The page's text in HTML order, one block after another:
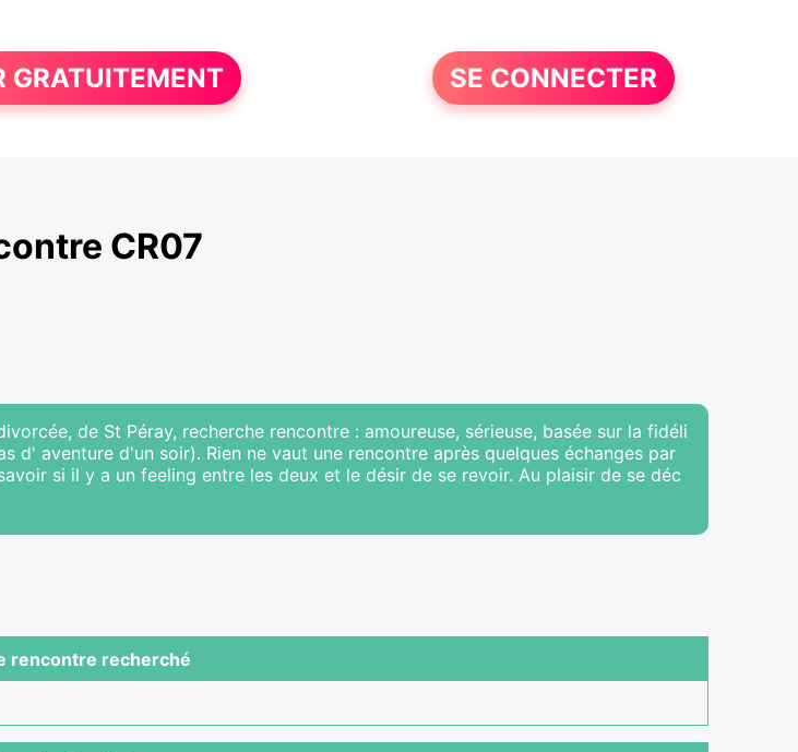
GRATUITEMENT SE CONNECTER
CR07
de St Péray, recherche rencontre : amoureuse, sérieuse, basée sur la fidéli
d' aventure d'un soir). Rien ne vaut une rencontre après quelques échanges par
si il y a un feeling entre les deux et le désir de se revoir. Au plaisir de se déc
rencontre recherché